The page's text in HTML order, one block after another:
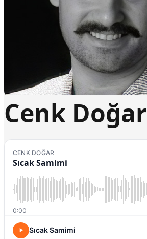
Cenk Doğar
CENK DOĞAR
Sıcak Samimi
0:00
Sıcak Samimi